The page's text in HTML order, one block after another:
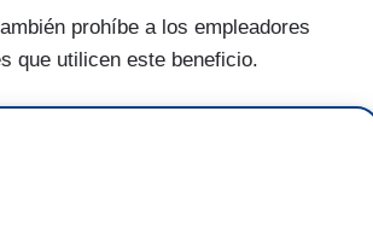
prohíbe a los empleadores
que utilicen este beneficio.